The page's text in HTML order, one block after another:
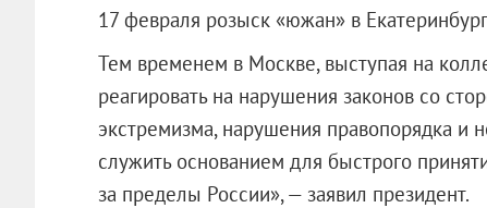
17 февраля розыск «южан» в
Тем временем в Москве, выступая на
реагировать на нарушения законов со
экстремизма, нарушения правопорядка и
служить основанием для быстрого
за пределы России», — заявил президент.